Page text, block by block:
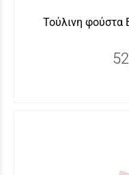
Τούλινη φούστα